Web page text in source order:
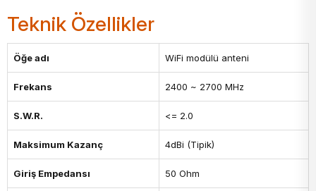
Teknik Özellikler
Öğe adı WiFi modülü anteni
Frekans 2400 ~ 2700 MHz
S.W.R. <= 2.0
Maksimum Kazanç 4dBi (Tipik)
Giriş Empedansı 50 Ohm